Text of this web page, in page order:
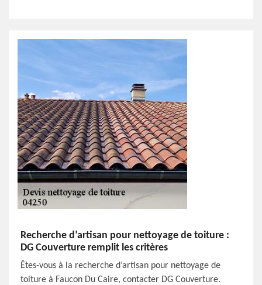
Recherche d’artisan pour nettoyage de toiture :
DG Couverture remplit les critères
Êtes-vous à la recherche d’artisan pour nettoyage de
toiture à Faucon Du Caire, contacter DG Couverture.